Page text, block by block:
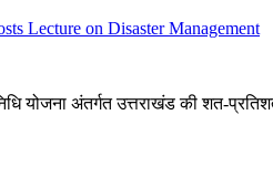
Lecture on Disaster Management
योजना अंतर्गत उत्तराखंड की शत-